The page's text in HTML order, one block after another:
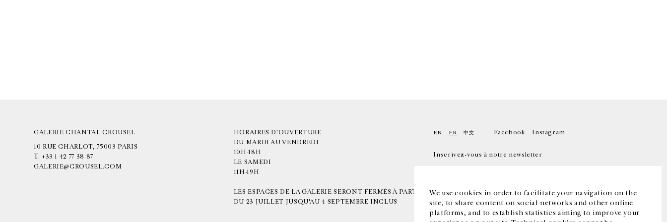
We use cookies in order to facilitate your navigation on the
site, to share content on social networks and other online
platforms, and to establish statistics aiming to improve your
GALERIE CHANTAL CROUSEL
10 RUE CHARLOT, 75003 PARIS
T. +33 1 42 77 38 87
GALERIE@CROUSEL.COM
HORAIRES D'OUVERTURE
DU MARDI AU VENDREDI
10H-18H
LE SAMEDI
11H-19H
LES ESPACES DE LA GALERIE SERONT FERMÉS À PARTIR
DU 23 JUILLET JUSQU'AU 4 SEPTEMBRE INCLUS
EN FR 中文 Facebook Instagram
Inscrivez-vous à notre newsletter